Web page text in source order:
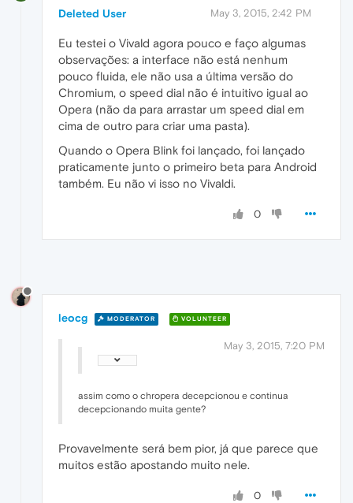
Deleted User May 3, 2015, 2:42 PM
Eu testei o Vivald agora pouco e faço algumas
observações: a interface não está nenhum
pouco fluida, ele não usa a última versão do
Chromium, o speed dial não é intuitivo igual ao
Opera (não da para arrastar um speed dial em
cima de outro para criar uma pasta).
Quando o Opera Blink foi lançado, foi lançado
praticamente junto o primeiro beta para Android
também. Eu não vi isso no Vivaldi.
0
leocg MODERATOR VOLUNTEER
May 3, 2015, 7:20 PM
assim como o chropera decepcionou e continua
decepcionando muita gente?
Provavelmente será bem pior, já que parece que
muitos estão apostando muito nele.
0